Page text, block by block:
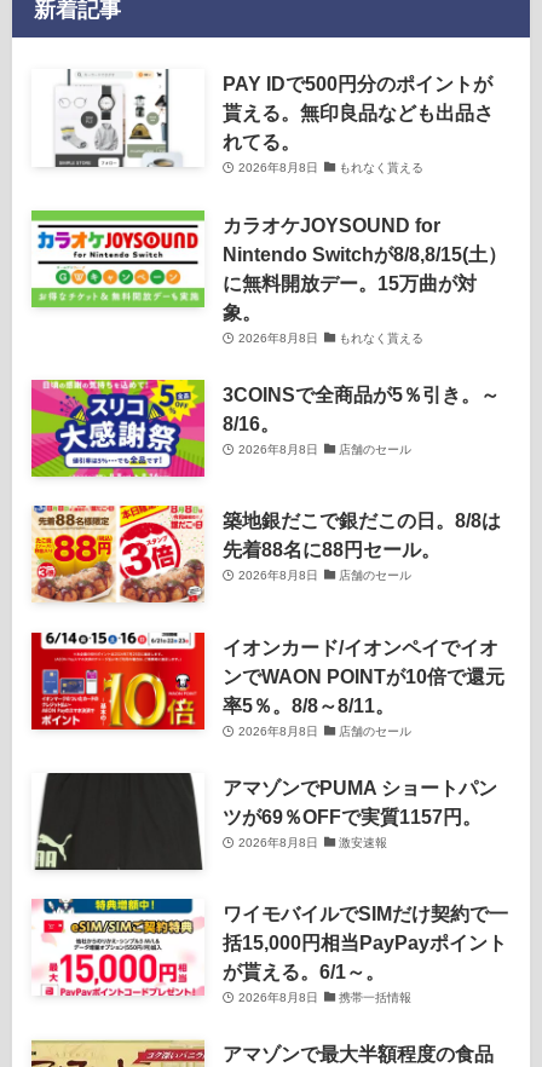
新着記事
PAY IDで500円分のポイントが
貰える。無印良品なども出品さ
れてる。
2026年8月8日 もれなく貰える
カラオケJOYSOUND for
Nintendo Switchが8/8,8/15(土）
に無料開放デー。15万曲が対
象。
2026年8月8日 もれなく貰える
3COINSで全商品が5％引き。～
8/16。
2026年8月8日 店舗のセール
築地銀だこで銀だこの日。8/8は
先着88名に88円セール。
2026年8月8日 店舗のセール
イオンカード/イオンペイでイオ
ンでWAON POINTが10倍で還元
率5％。8/8～8/11。
2026年8月8日 店舗のセール
アマゾンでPUMA ショートパン
ツが69％OFFで実質1157円。
2026年8月8日 激安速報
ワイモバイルでSIMだけ契約で一
括15,000円相当PayPayポイント
が貰える。6/1～。
2026年8月8日 携帯一括情報
アマゾンで最大半額程度の食品